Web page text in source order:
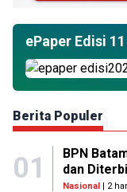
ePaper Edisi
Berita Populer
01
BPN
dan
Nasional| 2